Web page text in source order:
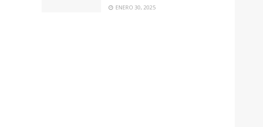
ENERO 30, 2025